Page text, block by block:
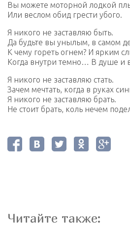
Вы можете моторной лодкой
Или веслом обид грести убого.
Я никого не заставляю быть.
Да будьте вы унылым, в самом
К чему гореть огнем? И ярким
Когда внутри темно… В душе и
Я никого не заставляю стать.
Зачем мечтать, когда в руках
Я никого не заставляю брать.
Не стоит брать, коль нечем
Читайте также: